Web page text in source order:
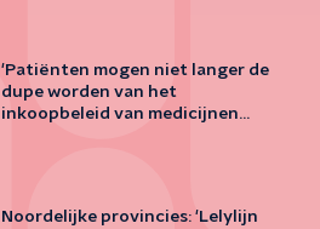
'Patiënten mogen niet langer de
dupe worden van het
inkoopbeleid van medicijnen
Noordelijke provincies: 'Lelylijn